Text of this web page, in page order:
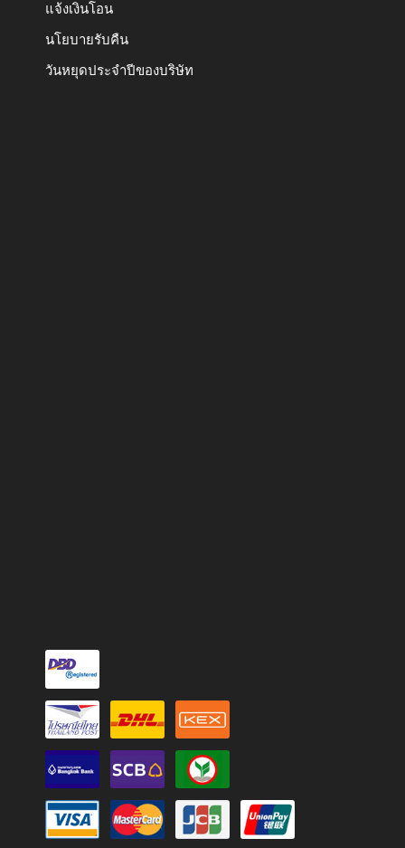
แจ้งเงินโอน
นโยบายรับคืน
วันหยุดประจำปีของบริษัท